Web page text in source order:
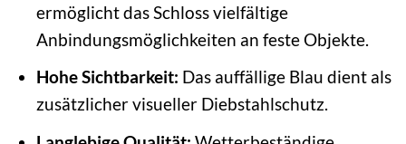
ermöglicht das Schloss vielfältige
Anbindungsmöglichkeiten an feste Objekte.
Hohe Sichtbarkeit: Das auffällige Blau dient als
zusätzlicher visueller Diebstahlschutz.